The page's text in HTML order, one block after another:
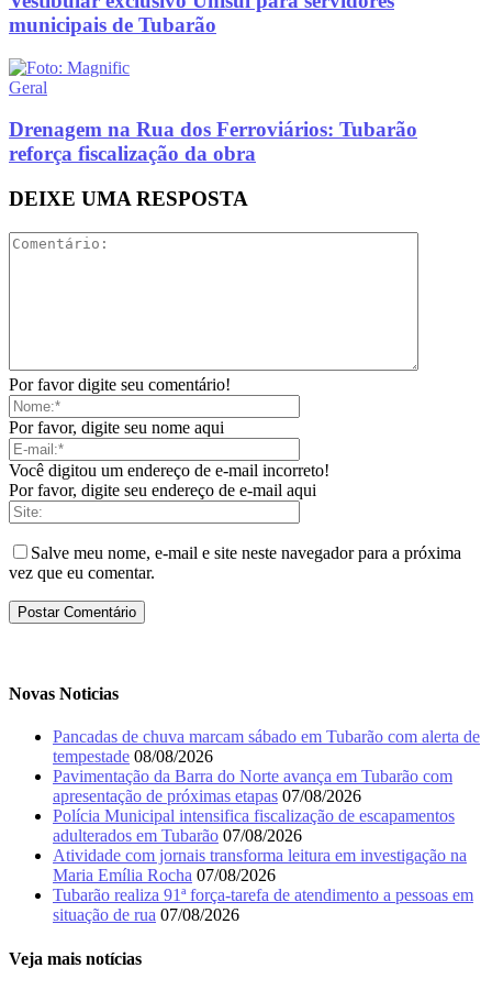
municipais de Tubarão
Geral
Drenagem na Rua dos Ferroviários: Tubarão
reforça fiscalização da obra
DEIXE UMA RESPOSTA
Por favor digite seu comentário!
Por favor, digite seu nome aqui
Você digitou um endereço de e-mail incorreto!
Por favor, digite seu endereço de e-mail aqui
Salve meu nome, e-mail e site neste navegador para a próxima
vez que eu comentar.
Novas Noticias
Pancadas de chuva marcam sábado em Tubarão com alerta de
tempestade 08/08/2026
Pavimentação da Barra do Norte avança em Tubarão com
apresentação de próximas etapas 07/08/2026
Polícia Municipal intensifica fiscalização de escapamentos
adulterados em Tubarão 07/08/2026
Atividade com jornais transforma leitura em investigação na
Maria Emília Rocha 07/08/2026
Tubarão realiza 91ª força-tarefa de atendimento a pessoas em
situação de rua 07/08/2026
Veja mais notícias